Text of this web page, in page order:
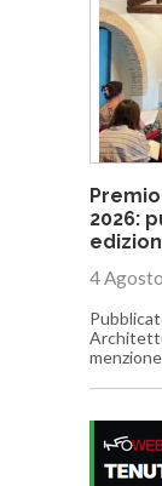
2026:
4